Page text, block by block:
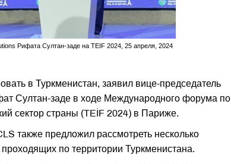
Рифата Султан-заде на TEIF 2024, 25 апреля, 2024
в Туркменистан, заявил вице-председатель
Султан-заде в ходе Международного форума по
сектор страны (TEİF 2024) в Париже.
также предложил рассмотреть несколько
по территории Туркменистана.